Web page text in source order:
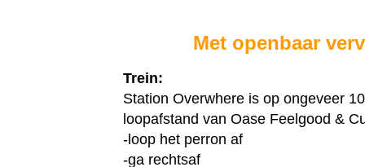
Met openbaar
Trein:
Station Overwhere is op ongeveer
loopafstand van Oase Feelgood &
-loop het perron af
-ga rechtsaf